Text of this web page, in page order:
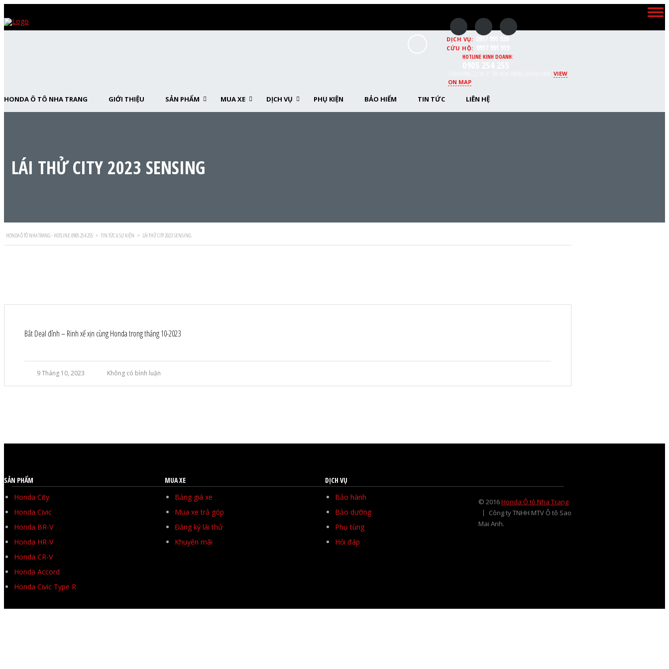
DỊCH VỤ: 0917 991 926
CỨU HỘ:
HOTLINE KINH DOANH:
VIEW
ON MAP
HONDA Ô TÔ NHA TRANG GIỚI THIỆU SẢN PHẨM MUA XE DỊCH VỤ PHỤ KIỆN BẢO HIỂM TIN TỨC LIÊN HỆ
LÁI THỬ CITY 2023 SENSING
HONDA Ô TÔ NHA TRANG - HOTLINE 0905 254 255 > TIN TỨC & SỰ KIỆN > LÁI THỬ CITY 2023 SENSING
Bắt Deal đỉnh – Rinh xế xịn cùng Honda trong tháng 10-2023
9 Tháng 10, 2023 Không có bình luận
SẢN PHẨM
Honda City
Honda Civic
Honda BR-V
Honda HR-V
Honda CR-V
Honda Accord
Honda Civic Type R
MUA XE
Bảng giá xe
Mua xe trả góp
Đăng ký lái thử
Khuyến mãi
DỊCH VỤ
Bảo hành
Bảo dưỡng
Phụ tùng
Hỏi đáp
© 2016Honda Ô tô Nha Trang
Công ty TNHH MTV Ô tô Sao
Mai Anh.